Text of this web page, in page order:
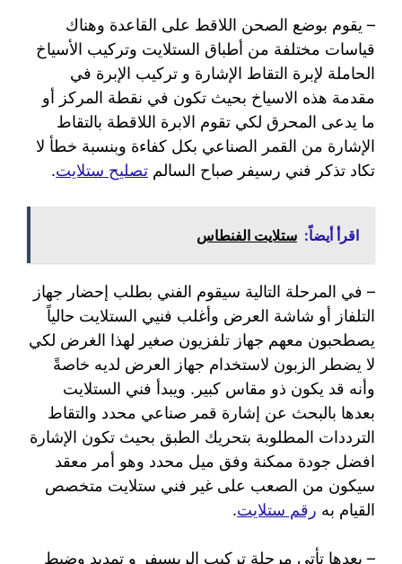
– يقوم بوضع الصحن اللاقط على القاعدة وهناك
قياسات مختلفة من أطباق الستلايت وتركيب الأسياخ
الحاملة لإبرة التقاط الإشارة و تركيب الإبرة في
مقدمة هذه الاسياخ بحيث تكون في نقطة المركز أو
ما يدعى المحرق لكي تقوم الابرة اللاقطة بالتقاط
الإشارة من القمر الصناعي بكل كفاءة وبنسبة خطأ لا
تكاد تذكر فني رسيفر صباح السالم تصليح ستلايت.
اقرأ أيضاً: ستلايت الفنطاس
– في المرحلة التالية سيقوم الفني بطلب إحضار جهاز
التلفاز أو شاشة العرض وأغلب فنيي الستلايت حالياً
يصطحبون معهم جهاز تلفزيون صغير لهذا الغرض لكي
لا يضطر الزبون لاستخدام جهاز العرض لديه خاصةً
وأنه قد يكون ذو مقاس كبير. ويبدأ فني الستلايت
بعدها بالبحث عن إشارة قمر صناعي محدد والتقاط
الترددات المطلوبة بتحريك الطبق بحيث تكون الإشارة
افضل جودة ممكنة وفق ميل محدد وهو أمر معقد
سيكون من الصعب على غير فني ستلايت متخصص
القيام به رقم ستلايت.
– بعدها تأتي مرحلة تركيب الريسيفر و تمديد وضبط